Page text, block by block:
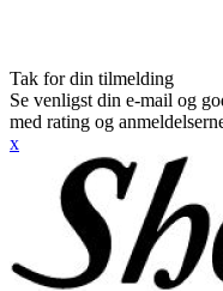
Tak for din tilmelding
Se venligst din e-mail og
med rating og
x